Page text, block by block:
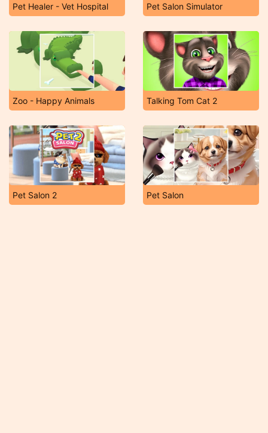
Pet Healer - Vet Hospital Pet Salon Simulator
Zoo - Happy Animals Talking Tom Cat 2
Pet Salon 2 Pet Salon